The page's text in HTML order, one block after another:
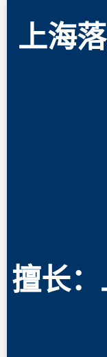
上海
擅长